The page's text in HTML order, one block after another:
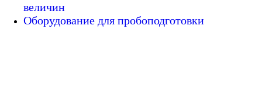
величин
Оборудование для пробоподготовки